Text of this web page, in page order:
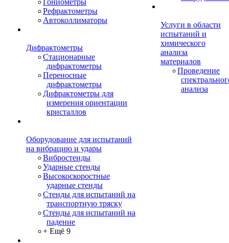
Гониометры
Рефрактометры
Автоколлиматоры
Дифрактометры
Стационарные
дифрактометры
Переносные
дифрактометры
Дифрактометры для
измерения ориентации
кристаллов
Оборудование для испытаний
на вибрацию и удары
Вибростенды
Ударные стенды
Высокоскоростные
ударные стенды
Стенды для испытаний на
транспортную тряску
Стенды для испытаний на
падение
+ Ещё 9
Услуги в области
испытаний и
химического
анализа
материалов
Проведение
анализа